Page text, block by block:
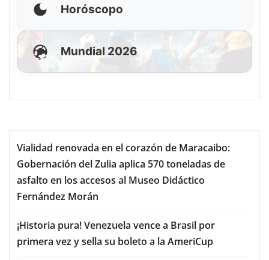
Horóscopo
Mundial 2026
Vialidad renovada en el corazón de Maracaibo:
Gobernación del Zulia aplica 570 toneladas de
asfalto en los accesos al Museo Didáctico
Fernández Morán
¡Historia pura! Venezuela vence a Brasil por
primera vez y sella su boleto a la AmeriCup